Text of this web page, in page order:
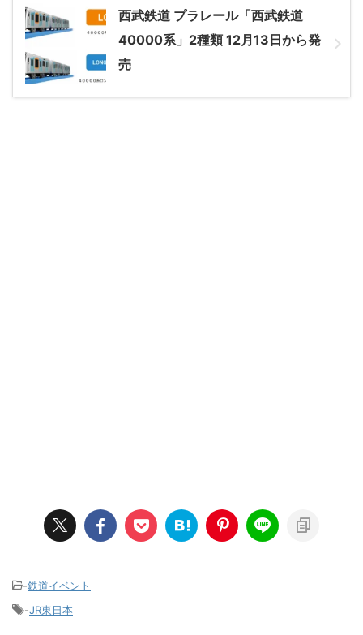
西武鉄道 プラレール「西武鉄道
40000系」2種類 12月13日から発
売
-鉄道イベント
-JR東日本